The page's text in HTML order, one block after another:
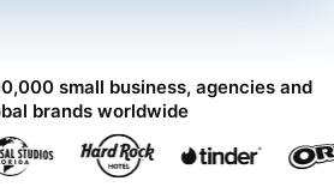
small business, agencies and
brands worldwide